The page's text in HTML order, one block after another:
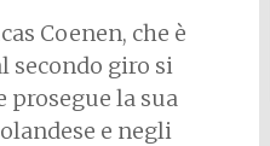
Coenen, che è
secondo giro si
prosegue la sua
e negli